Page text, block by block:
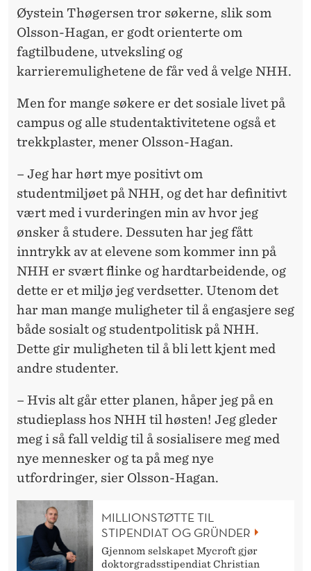
Øystein Thøgersen tror søkerne, slik som
Olsson-Hagan, er godt orienterte om
fagtilbudene, utveksling og
karrieremulighetene de får ved å velge NHH.
Men for mange søkere er det sosiale livet på
campus og alle studentaktivitetene også et
trekkplaster, mener Olsson-Hagan.
– Jeg har hørt mye positivt om
studentmiljøet på NHH, og det har definitivt
vært med i vurderingen min av hvor jeg
ønsker å studere. Dessuten har jeg fått
inntrykk av at elevene som kommer inn på
NHH er svært flinke og hardtarbeidende, og
dette er et miljø jeg verdsetter. Utenom det
har man mange muligheter til å engasjere seg
både sosialt og studentpolitisk på NHH.
Dette gir muligheten til å bli lett kjent med
andre studenter.
– Hvis alt går etter planen, håper jeg på en
studieplass hos NHH til høsten! Jeg gleder
meg i så fall veldig til å sosialisere meg med
nye mennesker og ta på meg nye
utfordringer, sier Olsson-Hagan.
MILLIONSTØTTE TIL
STIPENDIAT OG GRÜNDER
Gjennom selskapet Mycroft gjør
doktorgradsstipendiat Christian